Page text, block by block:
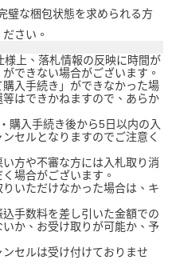
璧な梱包状態を求められる方
さい。
様上、落札情報の反映に時間が
できない場合がございます。
入手続き」ができなかった場
はできかねますので、あらか
購入手続き後から5日以内の入
セルとなりますのでご注意く
方や不審な方には入札取り消
場合がございます。
いただけなかった場合は、キ
手数料を差し引いた金額での
か、お受け取りが可能か、予
セルは受け付けておりませ